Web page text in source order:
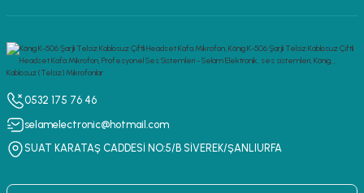
0532 175 76 46
selamelectronic@hotmail.com
SUAT KARATAŞ CADDESİ NO:5/B SİVEREK/ŞANLIURFA